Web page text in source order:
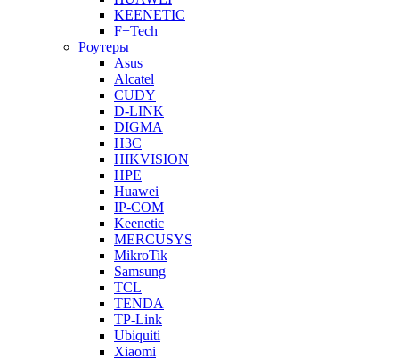
KEENETIC
F+Tech
Роутеры
Asus
Alcatel
CUDY
D-LINK
DIGMA
H3C
HIKVISION
HPE
Huawei
IP-COM
Keenetic
MERCUSYS
MikroTik
Samsung
TCL
TENDA
TP-Link
Ubiquiti
Xiaomi